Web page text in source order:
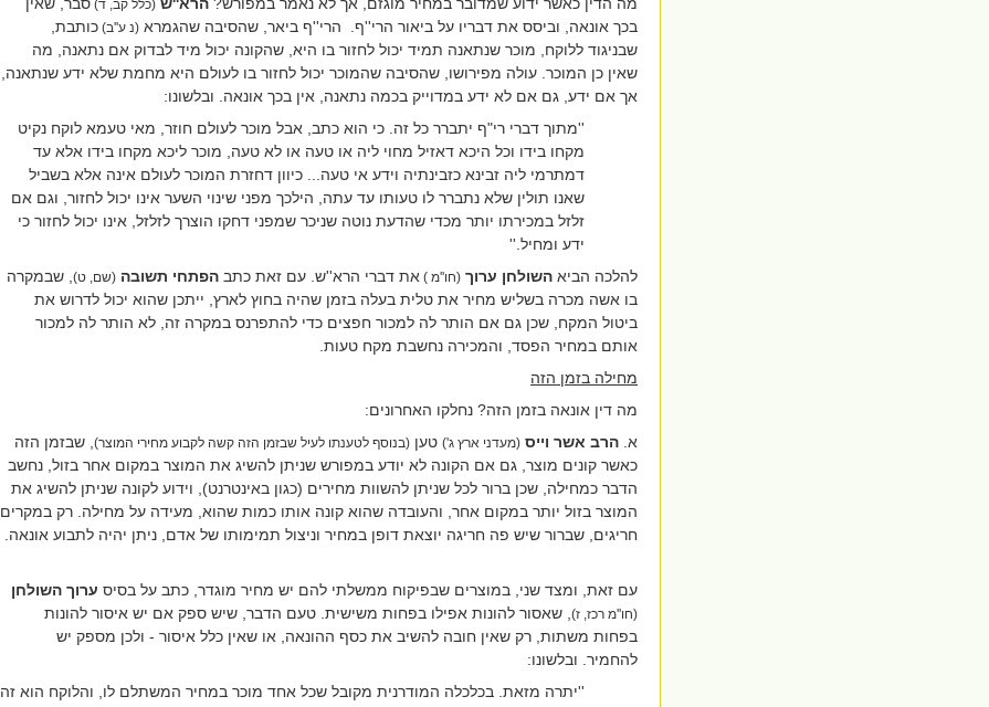
(כלל קב, ד)
בכך אונאה, וביסס את דבריו על ביאור הרי''ף.
הרי''ף ביאר, שהסיבה שהגמרא (נ ע''ב) כותבת,
שבניגוד ללוקח, מוכר שנתאנה תמיד יכול לחזור בו היא, שהקונה יכול מיד לבדוק אם נתאנה, מה
שאין כן המוכר. עולה מפירושו, שהסיבה שהמוכר יכול לחזור בו לעולם היא מחמת שלא ידע שנתאנה,
אך אם ידע, גם אם לא ידע במדוייק בכמה נתאנה, אין בכך אונאה. ובלשונו:
''מתוך דברי רי"ף יתברר כל זה. כי הוא כתב, אבל מוכר לעולם חוזר, מאי טעמא לוקח נקיט
מקחו בידו וכל היכא דאזיל מחוי ליה או טעה או לא טעה, מוכר ליכא מקחו בידו אלא עד
דמתרמי ליה זבינא כזבינתיה וידע אי טעה... כיוון דחזרת המוכר לעולם אינה אלא בשביל
שאנו תולין שלא נתברר לו טעותו עד עתה, הילכך מפני שינוי השער אינו יכול לחזור, וגם אם
זלזל במכירתו יותר מכדי שהדעת נוטה שניכר שמפני דחקו הוצרך לזלזל, אינו יכול לחזור כי
ידע ומחיל. ''
להלכה הביא השולחן ערוך (חו''מ ) את דברי הרא''ש. עם זאת כתב הפתחי תשובה (שם, ט) , שבמקרה
בו אשה מכרה בשליש מחיר את טלית בעלה בזמן שהיה בחוץ לארץ, ייתכן שהוא יכול לדרוש את
ביטול המקח, שכן גם אם הותר לה למכור חפצים כדי להתפרנס במקרה זה, לא הותר לה למכור
אותם במחיר הפסד, והמכירה נחשבת מקח טעות.
מחילה בזמן הזה
מה דין אונאה בזמן הזה? נחלקו האחרונים:
א. הרב אשר וייס (מעדני ארץ ג') טען (בנוסף לטענתו לעיל שבזמן הזה קשה לקבוע מחירי המוצר) , שבזמן הזה
כאשר קונים מוצר, גם אם הקונה לא יודע במפורש שניתן להשיג את המוצר במקום אחר בזול, נחשב
הדבר כמחילה, שכן ברור לכל שניתן להשוות מחירים (כגון באינטרנט), וידוע לקונה שניתן להשיג את
המוצר בזול יותר במקום אחר, והעובדה שהוא קונה אותו כמות שהוא, מעידה על מחילה. רק במקרים
חריגים, שברור שיש פה חריגה יוצאת דופן במחיר וניצול תמימותו של אדם, ניתן יהיה לתבוע אונאה.
עם זאת, ומצד שני, במוצרים שבפיקוח ממשלתי להם יש מחיר מוגדר, כתב על בסיס ערוך השולחן
(חו''מ רכז, ז) , שאסור להונות אפילו בפחות משישית. טעם הדבר, שיש ספק אם יש איסור להונות
בפחות משתות, רק שאין חובה להשיב את כסף ההונאה, או שאין כלל איסור - ולכן מספק יש
להחמיר. ובלשונו:
''יתרה מזאת. בכלכלה המודרנית מקובל שכל אחד מוכר במחיר המשתלם לו, והלוקח הוא זה